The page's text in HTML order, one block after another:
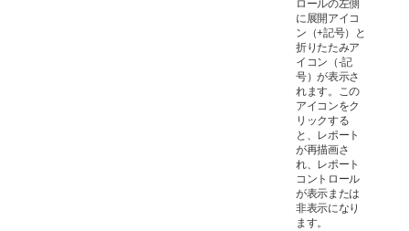
に展開アイコ
ン（+記号）と
折りたたみア
イコン（-記
号）が表示さ
れます。この
アイコンをク
リックする
と、レポート
が再描画さ
れ、レポート
コントロール
が表示または
非表示になり
ます。